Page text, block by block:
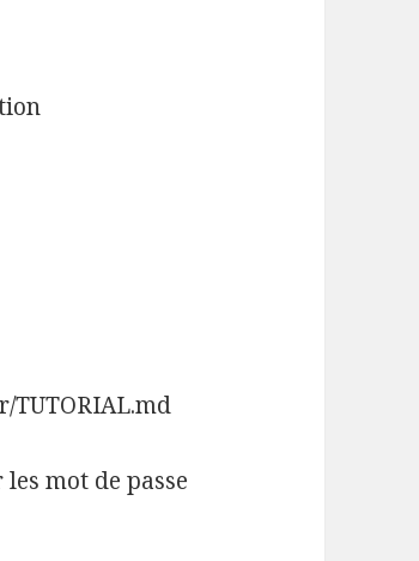
TUTORIAL.md
mot de passe